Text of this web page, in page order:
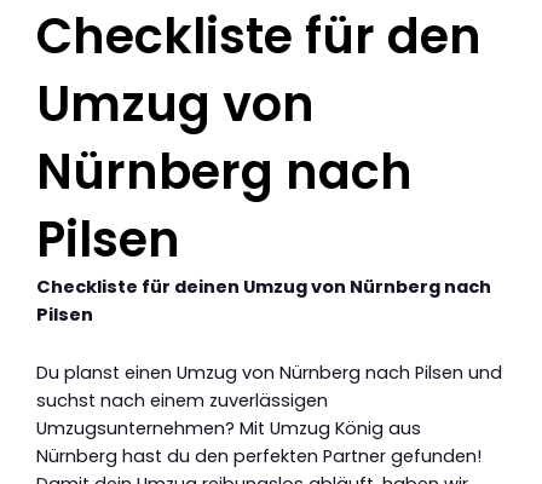
Checkliste für den
Umzug von
Nürnberg nach
Pilsen
Checkliste für deinen Umzug von Nürnberg nach
Pilsen
Du planst einen Umzug von Nürnberg nach Pilsen und
suchst nach einem zuverlässigen
Umzugsunternehmen? Mit Umzug König aus
Nürnberg hast du den perfekten Partner gefunden!